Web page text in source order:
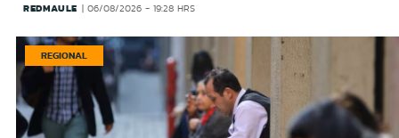
REDMAULE 06/08/2026 - 19:28 HRS
REGIONAL